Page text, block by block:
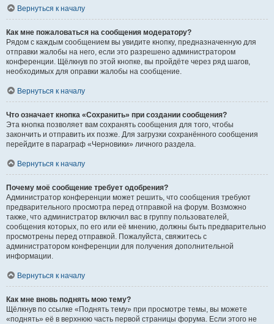
Вернуться к началу
Как мне пожаловаться на сообщения модератору?
Рядом с каждым сообщением вы увидите кнопку, предназначенную для
отправки жалобы на него, если это разрешено администратором
конференции. Щёлкнув по этой кнопке, вы пройдёте через ряд шагов,
необходимых для оправки жалобы на сообщение.
Вернуться к началу
Что означает кнопка «Сохранить» при создании сообщения?
Эта кнопка позволяет вам сохранять сообщения для того, чтобы
закончить и отправить их позже. Для загрузки сохранённого сообщения
перейдите в параграф «Черновики» личного раздела.
Вернуться к началу
Почему моё сообщение требует одобрения?
Администратор конференции может решить, что сообщения требуют
предварительного просмотра перед отправкой на форум. Возможно
также, что администратор включил вас в группу пользователей,
сообщения которых, по его или её мнению, должны быть предварительно
просмотрены перед отправкой. Пожалуйста, свяжитесь с
администратором конференции для получения дополнительной
информации.
Вернуться к началу
Как мне вновь поднять мою тему?
Щёлкнув по ссылке «Поднять тему» при просмотре темы, вы можете
«поднять» её в верхнюю часть первой страницы форума. Если этого не